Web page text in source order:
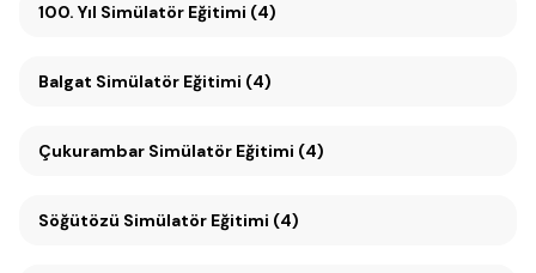
100. Yıl Simülatör Eğitimi (4)
Balgat Simülatör Eğitimi (4)
Çukurambar Simülatör Eğitimi (4)
Söğütözü Simülatör Eğitimi (4)